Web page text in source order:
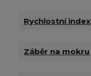
Rychlostní index
Záběr na mokru